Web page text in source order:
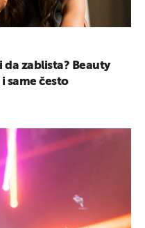
zablista? Beauty
same često